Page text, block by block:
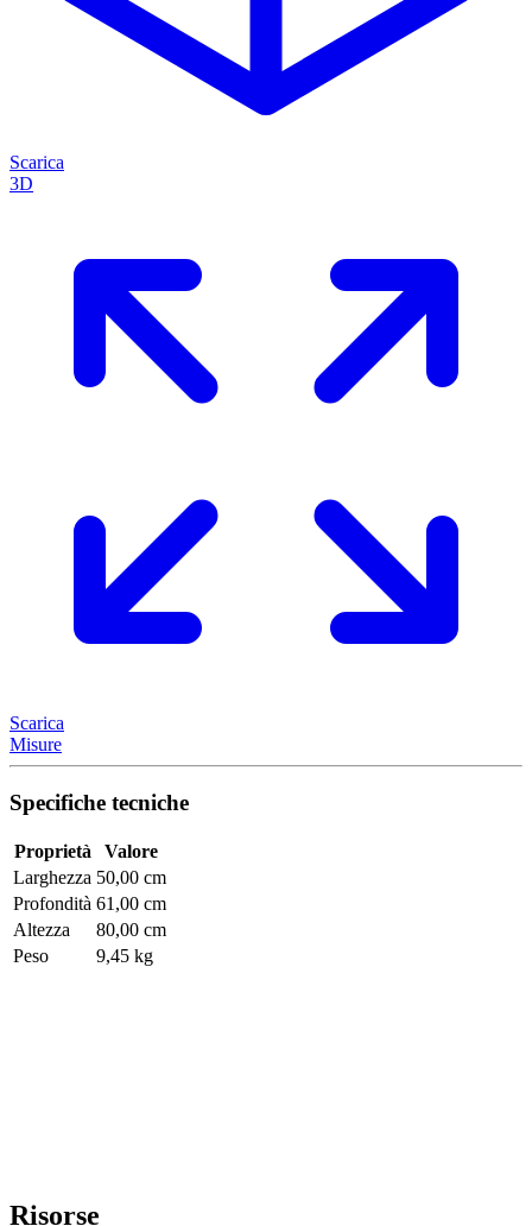
Scarica
3D
Scarica
Misure
Specifiche tecniche
Proprietà
Valore
Larghezza 50,00 cm
Profondità 61,00 cm
Altezza
80,00 cm
Peso
9,45 kg
Risorse